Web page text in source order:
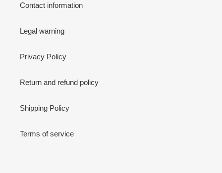
Contact information
Legal warning
Privacy Policy
Return and refund policy
Shipping Policy
Terms of service